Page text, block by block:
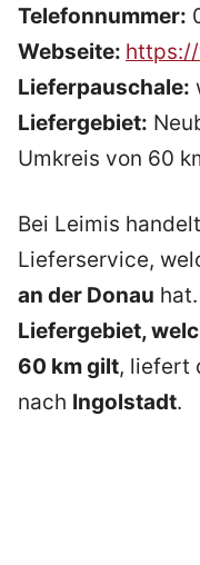
Telefonnummer:
Webseite:
Lieferpauschale:
Liefergebiet:
Umkreis von 60
Bei Leimis
Lieferservice,
an der Donau
Liefergebiet,
60 km gilt, liefert
nach Ingolstadt.